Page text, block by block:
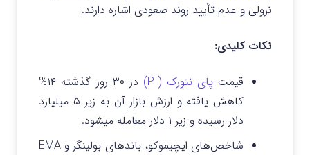
نزولی و عدم تأیید روند صعودی اشاره دارند.
نکات کلیدی:
قیمتپای نتورک (PI)
در ۳۰ روز گذشته ۱۴%
کاهش یافته و ارزش بازار آن به زیر ۵ میلیارد
دلار رسیده و زیر ۱ دلار معامله میشود.
شاخص‌های ایچیموکو، باندهای بولینگر و EMA